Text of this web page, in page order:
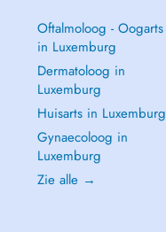
Oftalmoloog - Oogarts
in Luxemburg
Dermatoloog in
Luxemburg
Huisarts in Luxemburg
Gynaecoloog in
Luxemburg
Zie alle →